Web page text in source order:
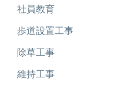
社員教育
歩道設置工事
除草工事
維持工事